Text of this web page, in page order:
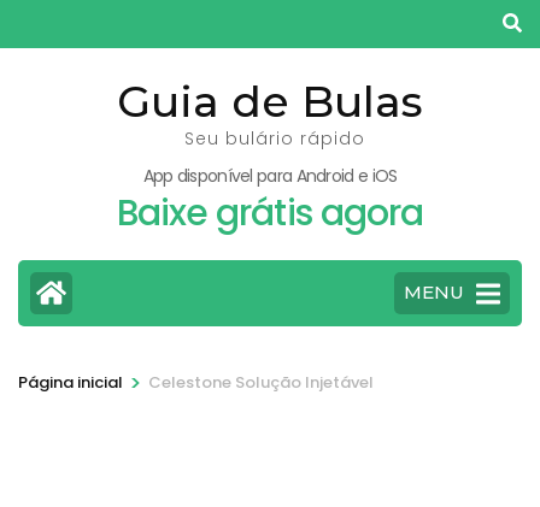
para
Guia de Bulas
Seu bulário rápido
App disponível para Android e iOS
Baixe grátis agora
MENU
Página inicial > Celestone Solução Injetável